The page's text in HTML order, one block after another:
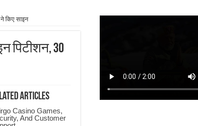
किए साइन
पिटीशन, 30
Articles
Casino Games,
And Customer